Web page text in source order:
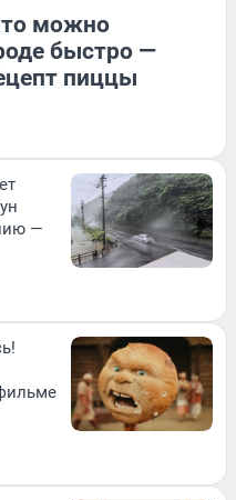
можно
быстро —
пиццы
—